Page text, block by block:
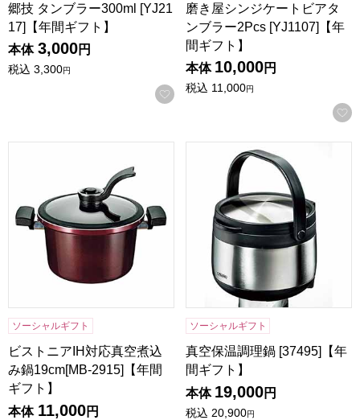
郷技 タンブラー300ml [YJ21
17]【年間ギフト】
本体 3,000円
税込 3,300円
お気に入りに登録する
磨き屋シンジケートビアタ
ンブラー2Pcs [YJ1107]【年
間ギフト】
本体 10,000円
税込 11,000円
ビストニアIH対応真空煮込み鍋19cm[MB-2915]【年間ギフト
ソーシャルギフト
ビストニアIH対応真空煮込
み鍋19cm[MB-2915]【年間
ギフト】
本体 11,000円
真空保温調理鍋 [37495]【年
ソーシャルギフト
真空保温調理鍋 [37495]【年
間ギフト】
本体 19,000円
税込 20,900円